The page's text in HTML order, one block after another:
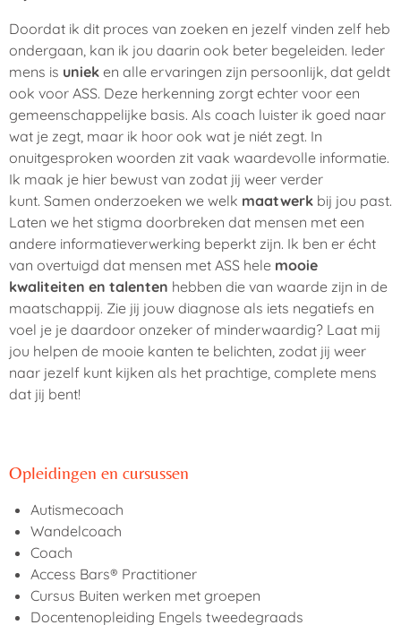
Doordat ik dit proces van zoeken en jezelf vinden zelf heb
ondergaan, kan ik jou daarin ook beter begeleiden. Ieder
mens is uniek en alle ervaringen zijn persoonlijk, dat geldt
ook voor ASS. Deze herkenning zorgt echter voor een
gemeenschappelijke basis. Als coach luister ik goed naar
wat je zegt, maar ik hoor ook wat je niét zegt. In
onuitgesproken woorden zit vaak waardevolle informatie.
Ik maak je hier bewust van zodat jij weer verder
kunt. Samen onderzoeken we welk maatwerk bij jou past.
Laten we het stigma doorbreken dat mensen met een
andere informatieverwerking beperkt zijn. Ik ben er écht
van overtuigd dat mensen met ASS hele mooie
kwaliteiten en talenten hebben die van waarde zijn in de
maatschappij. Zie jij jouw diagnose als iets negatiefs en
voel je je daardoor onzeker of minderwaardig? Laat mij
jou helpen de mooie kanten te belichten, zodat jij weer
naar jezelf kunt kijken als het prachtige, complete mens
dat jij bent!
Opleidingen en cursussen
Autismecoach
Wandelcoach
Coach
Access Bars® Practitioner
Cursus Buiten werken met groepen
Docentenopleiding Engels tweedegraads